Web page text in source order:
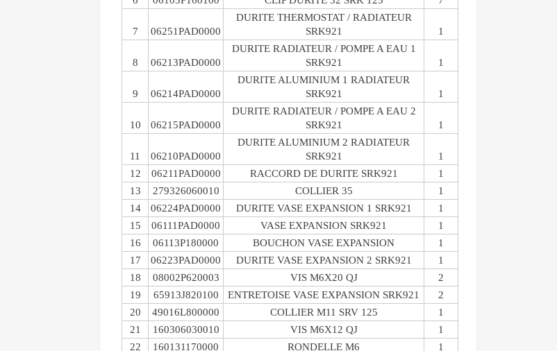
7 06251PAD0000
DURITE THERMOSTAT / RADIATEUR
SRK921
1
8 06213PAD0000
DURITE RADIATEUR / POMPE A EAU 1
SRK921
1
9 06214PAD0000
DURITE ALUMINIUM 1 RADIATEUR
SRK921
1
10 06215PAD0000
DURITE RADIATEUR / POMPE A EAU 2
SRK921
1
11 06210PAD0000
DURITE ALUMINIUM 2 RADIATEUR
SRK921
1
12
06211PAD0000 RACCORD DE DURITE SRK921
1
13
279326060010 COLLIER 35
1
14
06224PAD0000 DURITE VASE EXPANSION 1 SRK921
1
15
06111PAD0000 VASE EXPANSION SRK921
1
16
06113P180000 BOUCHON VASE EXPANSION
1
17
06223PAD0000 DURITE VASE EXPANSION 2 SRK921
1
18
08002P620003 VIS M6X20 QJ
2
19
65913J820100 ENTRETOISE VASE EXPANSION SRK921
2
20
49016L800000 COLLIER M11 SRV 125
1
21
160306030010 VIS M6X12 QJ
1
22
160131170000 RONDELLE M6
1